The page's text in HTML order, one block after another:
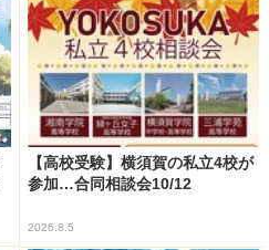
【高校受験】横須賀の私立4校が
参加…合同相談会10/12
2026.8.5